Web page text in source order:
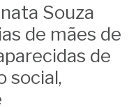
Souza
de mães de
de
social,